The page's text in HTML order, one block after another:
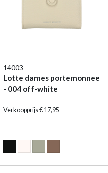
14003
Lotte dames portemonnee
- 004 off-white
Verkoopprijs € 17,95